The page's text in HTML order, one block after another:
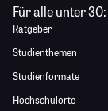
Für alle unter 30:
Ratgeber
Studienthemen
Studienformate
Hochschulorte